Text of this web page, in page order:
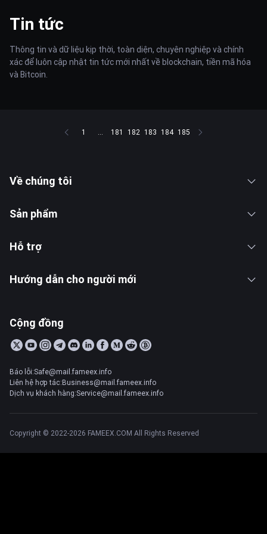
Tin tức
Thông tin và dữ liệu kịp thời, toàn diện, chuyên nghiệp và chính
xác để luôn cập nhật tin tức mới nhất về blockchain, tiền mã hóa
và Bitcoin.
1 ... 181 182 183 184 185
Về chúng tôi
Sản phẩm
Hỗ trợ
Hướng dẫn cho người mới
Cộng đồng
Báo lỗi:Safe@mail.fameex.info
Liên hệ hợp tác:Business@mail.fameex.info
Dịch vụ khách hàng:Service@mail.fameex.info
Copyright © 2022-2026 FAMEEX.COM All Rights Reserved